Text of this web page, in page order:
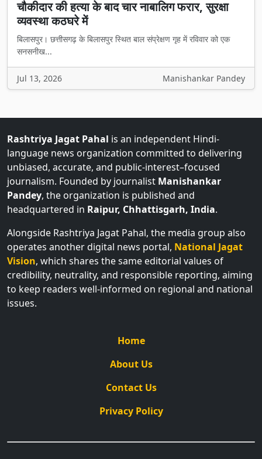
चौकीदार की हत्या के बाद चार नाबालिग फरार, सुरक्षा
व्यवस्था कठघरे में
बिलासपुर। छत्तीसगढ़ के बिलासपुर स्थित बाल संप्रेक्षण गृह में रविवार को एक
सनसनीख...
Jul 13, 2026 Manishankar Pandey
Rashtriya Jagat Pahal is an independent Hindi-
language news organization committed to delivering
unbiased, accurate, and public-interest–focused
journalism. Founded by journalist Manishankar
Pandey, the organization is published and
headquartered in Raipur, Chhattisgarh, India.
Alongside Rashtriya Jagat Pahal, the media group also
operates another digital news portal, National Jagat
Vision, which shares the same editorial values of
credibility, neutrality, and responsible reporting, aiming
to keep readers well-informed on regional and national
issues.
Home
About Us
Contact Us
Privacy Policy